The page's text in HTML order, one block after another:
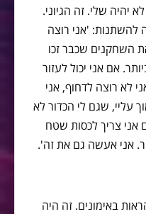
יהיה שלי. זה הגיוני.
להשתנות: 'אני רוצה
השחקנים שכבר זכו
אם אני יכול לעזור
לא רוצה לדחוף, אני
עליי, שגם לי הכדור לא
אני צריך לכסות שטח
באימונים. זה היה